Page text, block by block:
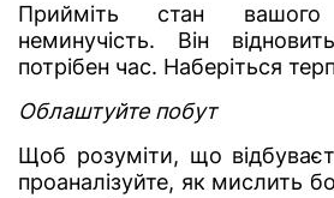
Прийміть стан
неминучість. Він
потрібен час. Наберіться
Облаштуйте побут
Щоб розуміти, що
проаналізуйте, як мислить